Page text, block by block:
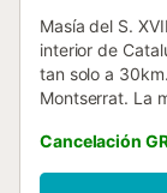
Masía del S.
interior de
tan solo a
Montserrat. La
pasar unas
ofrece su
Cancelación